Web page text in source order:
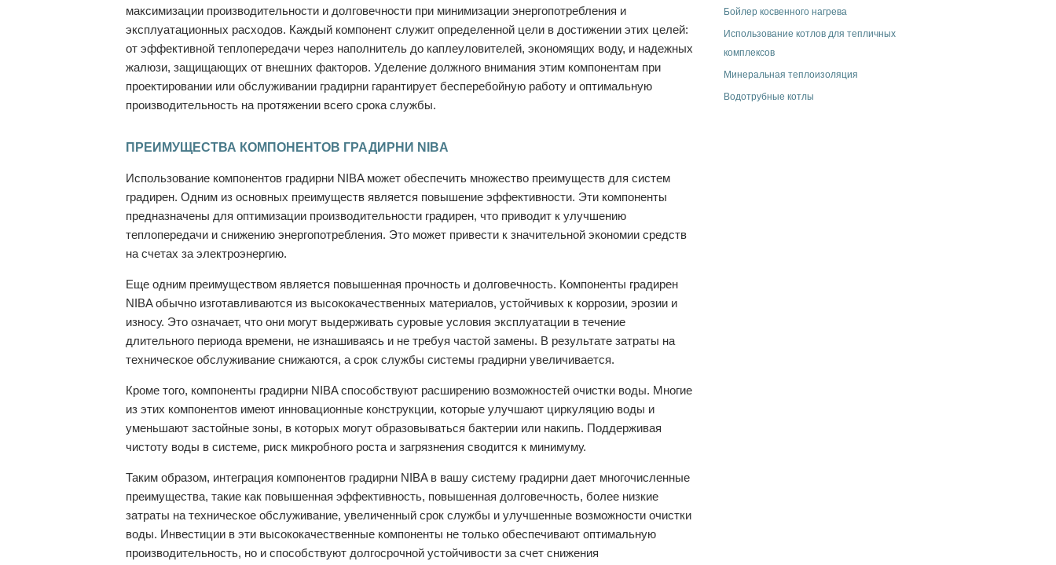
максимизации производительности и долговечности при минимизации энергопотребления и
эксплуатационных расходов. Каждый компонент служит определенной цели в достижении этих целей:
от эффективной теплопередачи через наполнитель до каплеуловителей, экономящих воду, и надежных
жалюзи, защищающих от внешних факторов. Уделение должного внимания этим компонентам при
проектировании или обслуживании градирни гарантирует бесперебойную работу и оптимальную
производительность на протяжении всего срока службы.
ПРЕИМУЩЕСТВА КОМПОНЕНТОВ ГРАДИРНИ NIBA
Использование компонентов градирни NIBA может обеспечить множество преимуществ для систем
градирен. Одним из основных преимуществ является повышение эффективности. Эти компоненты
предназначены для оптимизации производительности градирен, что приводит к улучшению
теплопередачи и снижению энергопотребления. Это может привести к значительной экономии средств
на счетах за электроэнергию.
Еще одним преимуществом является повышенная прочность и долговечность. Компоненты градирен
NIBA обычно изготавливаются из высококачественных материалов, устойчивых к коррозии, эрозии и
износу. Это означает, что они могут выдерживать суровые условия эксплуатации в течение
длительного периода времени, не изнашиваясь и не требуя частой замены. В результате затраты на
техническое обслуживание снижаются, а срок службы системы градирни увеличивается.
Кроме того, компоненты градирни NIBA способствуют расширению возможностей очистки воды. Многие
из этих компонентов имеют инновационные конструкции, которые улучшают циркуляцию воды и
уменьшают застойные зоны, в которых могут образовываться бактерии или накипь. Поддерживая
чистоту воды в системе, риск микробного роста и загрязнения сводится к минимуму.
Таким образом, интеграция компонентов градирни NIBA в вашу систему градирни дает многочисленные
преимущества, такие как повышенная эффективность, повышенная долговечность, более низкие
затраты на техническое обслуживание, увеличенный срок службы и улучшенные возможности очистки
воды. Инвестиции в эти высококачественные компоненты не только обеспечивают оптимальную
производительность, но и способствуют долгосрочной устойчивости за счет снижения
Бойлер косвенного нагрева
Использование котлов для тепличных
комплексов
Минеральная теплоизоляция
Водотрубные котлы